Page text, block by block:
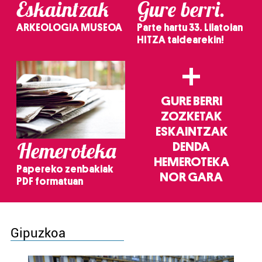
Eskaintzak
ARKEOLOGIA MUSEOA
Gure berri.
Parte hartu 33. Lilatoian
HITZA taldearekin!
Hemeroteka
Papereko zenbakiak
PDF formatuan
+
GURE BERRI
ZOZKETAK
ESKAINTZAK
DENDA
HEMEROTEKA
NOR GARA
Gipuzkoa